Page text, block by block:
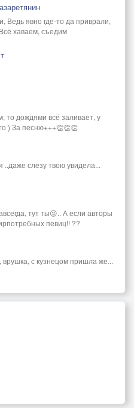
Ведь явно где-то да приврали,
хаваем, съедим
то дождями всё заливает, у
) За песню+++👏👏👏
..даже слезу твою увидела...
тут ты😜.. А если авторы
певиц!! ??
с кузнецом пришла же...